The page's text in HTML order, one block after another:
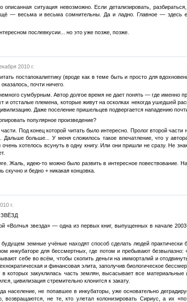
описанная ситуация невозможно. Если детализировать,
— весьма и весьма сомнительны. Да и ладно. Главное — здесь
послевкусии... но это уже позже, позже.
2010 г.
постапокалиптику (вроде как в теме быть и просто для
почти ничего.
сумбурным. Автор долгое время не дает понять — где именно
и отсталые племена, которые живут на осколках некогда ушедшей
Даже поселение пришельцев подвергается нападению
популярное произведение?
Под конец которой читать было интересно. Пролог второй
Дальше больше... У меня сложилось такое впечатление, что у
хотелось всунуть в одну книгу. Или они пришли не сразу. Не
Жаль, идею-то можно было развить в интересное
скучно и бедно + никакая концовка.
г.
«Волчья звезда» — одна из первых книг, выпущенных в начале
земные учёные находят способ сделать людей
инкубаторе для бессмертных, где потом и пребывают
себе во всём, чтобы скопить деньги на имморталий и
и финансовая элита, заполучив биологическое
в которых закуклилась часть землян, высасывает все
цивилизация стремительно клонится к закату.
население, не попавшее в инкубаторы, уже основательно
возвращаются, не те, кто улетал колонизировать Сириус, а их